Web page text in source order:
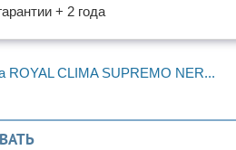
+ 2 года
ROYAL CLIMA SUPREMO NER...